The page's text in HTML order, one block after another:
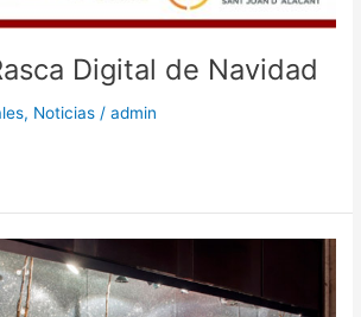
Digital de Navidad
, Noticias /admin